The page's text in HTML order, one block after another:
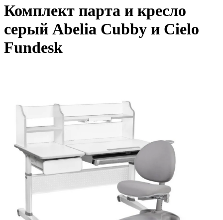
Комплект парта и кресло
серый Abelia Cubby и Cielo
Fundesk